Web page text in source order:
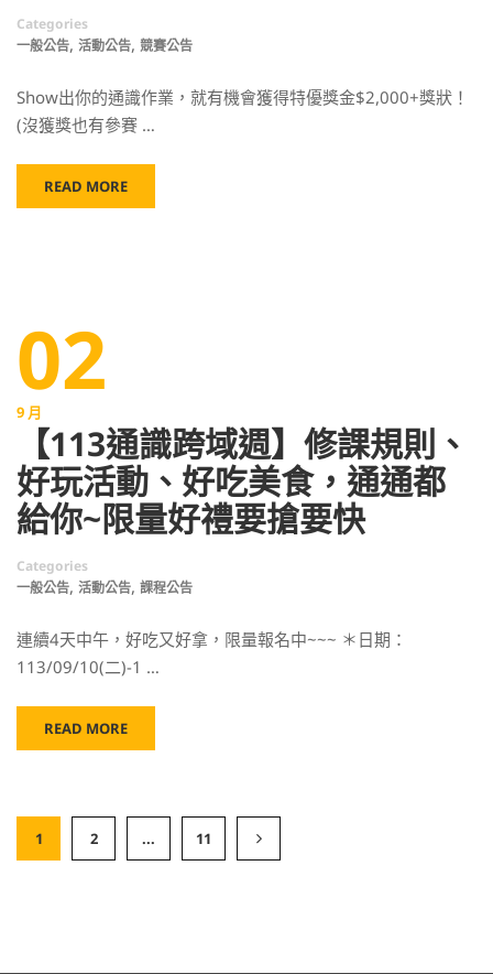
Categories
一般公告, 活動公告, 競賽公告
Show出你的通識作業，就有機會獲得特優獎金$2,000+獎狀！
(沒獲獎也有參賽 …
READ MORE
02
9 月
【113通識跨域週】修課規則、
好玩活動、好吃美食，通通都
給你~限量好禮要搶要快
Categories
一般公告, 活動公告, 課程公告
連續4天中午，好吃又好拿，限量報名中~~~ ＊日期：
113/09/10(二)-1 …
READ MORE
1 2 ... 11